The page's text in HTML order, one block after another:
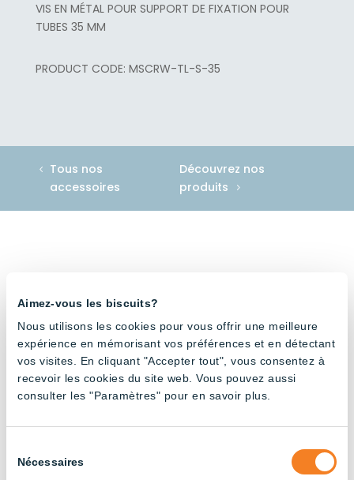
Aimez-vous les biscuits?
Nous utilisons les cookies pour vous offrir une meilleure
expérience en mémorisant vos préférences et en détectant
vos visites. En cliquant "Accepter tout", vous consentez à
recevoir les cookies du site web. Vous pouvez aussi
consulter les "Paramètres" pour en savoir plus.
duNécessaires
VIS EN MÉTAL POUR SUPPORT DE FIXATION POUR
TUBES 35 MM
MSCRW-TL-S-35
Tous nos
accessoires
Découvrez nos
produits
Tube V-
pour
– Rouge
et blanc
Tube V-
pour
– 3000K
Tube V-
pour